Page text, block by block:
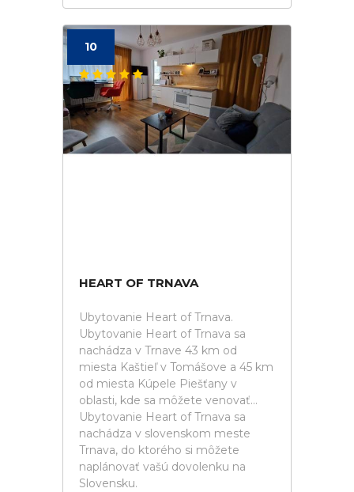
10
HEART OF TRNAVA
Ubytovanie Heart of Trnava.
Ubytovanie Heart of Trnava sa
nachádza v Trnave 43 km od
miesta Kaštieľ v Tomášove a 45 km
od miesta Kúpele Piešťany v
oblasti, kde sa môžete venovať...
Ubytovanie Heart of Trnava sa
nachádza v slovenskom meste
Trnava, do ktorého si môžete
naplánovať vašú dovolenku na
Slovensku.